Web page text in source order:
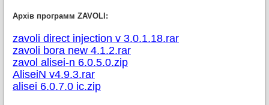
Архів программ ZAVOLI:
zavoli direct injection v 3.0.1.18.rar
zavoli bora new 4.1.2.rar
zavol alisei-n 6.0.5.0.zip
AliseiN v4.9.3.rar
alisei 6.0.7.0 ic.zip